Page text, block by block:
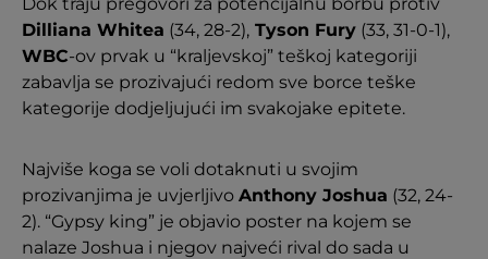
Dilliana Whitea (34, 28-2), Tyson Fury (33, 31-0-1),
WBC-ov prvak u “kraljevskoj” teškoj kategoriji
zabavlja se prozivajući redom sve borce teške
kategorije dodjeljujući im svakojake epitete.
Najviše koga se voli dotaknuti u svojim
prozivanjima je uvjerljivo Anthony Joshua (32, 24-
2). “Gypsy king” je objavio poster na kojem se
nalaze Joshua i njegov najveći rival do sada u